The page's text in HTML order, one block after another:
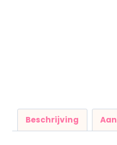
Beschrijving